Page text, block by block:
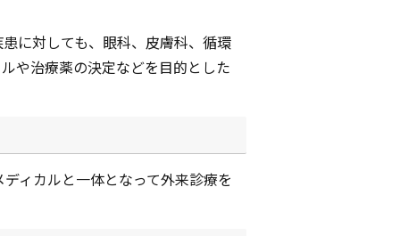
に対しても、眼科、皮膚科、循環
や治療薬の決定などを目的とした
ィカルと一体となって外来診療を